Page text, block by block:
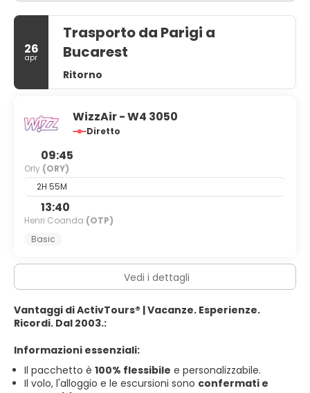
26
apr
Trasporto da Parigi a
Bucarest
Ritorno
WizzAir - W4 3050
Diretto
09:45
Orly (ORY)
2H 55M
13:40
Henri Coanda (OTP)
Basic
Vedi i dettagli
Vantaggi di ActivTours® | Vacanze. Esperienze.
Ricordi. Dal 2003.:
Informazioni essenziali:
Il pacchetto è 100% flessibile e personalizzabile.
Il volo, l'alloggio e le escursioni sono confermati e